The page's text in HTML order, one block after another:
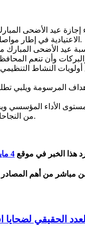
إجازة عيد الأضحى
الاعتيادية في إطار مواصلة تنفيذ برامجها وأنشطتها التنظيمية والخدمية.
عيد الأضحى المبارك
أولويات النشاط
المرسومة ويلبي
الأداء المؤسسي
من النجاحات في مختلف الجوانب التنظيمية والمجتمعية.
هذا الخبر في موقع 4 مايو
مباشر من أهم المصادر
الحقيقي